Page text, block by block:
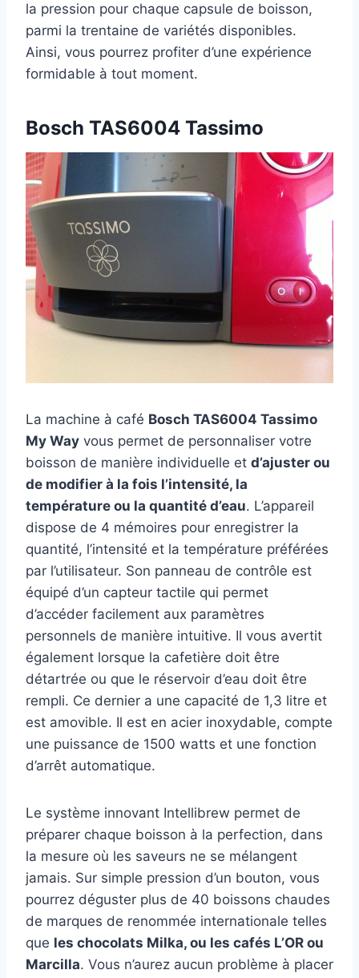
la pression pour chaque capsule de boisson,
parmi la trentaine de variétés disponibles.
Ainsi, vous pourrez profiter d’une expérience
formidable à tout moment.
Bosch TAS6004 Tassimo
La machine à café Bosch TAS6004 Tassimo
My Way vous permet de personnaliser votre
boisson de manière individuelle et d’ajuster ou
de modifier à la fois l’intensité, la
température ou la quantité d’eau. L’appareil
dispose de 4 mémoires pour enregistrer la
quantité, l’intensité et la température préférées
par l’utilisateur. Son panneau de contrôle est
équipé d’un capteur tactile qui permet
d’accéder facilement aux paramètres
personnels de manière intuitive. Il vous avertit
également lorsque la cafetière doit être
détartrée ou que le réservoir d’eau doit être
rempli. Ce dernier a une capacité de 1,3 litre et
est amovible. Il est en acier inoxydable, compte
une puissance de 1500 watts et une fonction
d’arrêt automatique.
Le système innovant Intellibrew permet de
préparer chaque boisson à la perfection, dans
la mesure où les saveurs ne se mélangent
jamais. Sur simple pression d’un bouton, vous
pourrez déguster plus de 40 boissons chaudes
de marques de renommée internationale telles
que les chocolats Milka, ou les cafés L’OR ou
Marcilla. Vous n’aurez aucun problème à placer